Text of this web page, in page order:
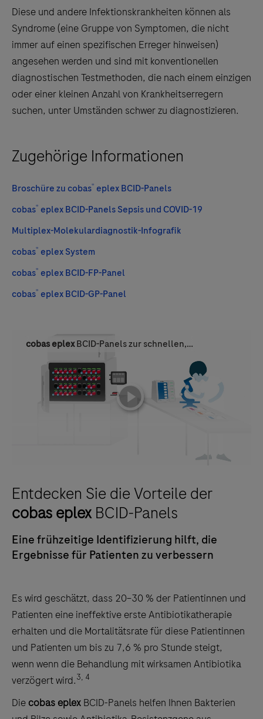
Diese und andere Infektionskrankheiten können als
Syndrome (eine Gruppe von Symptomen, die nicht
immer auf einen spezifischen Erreger hinweisen)
angesehen werden und sind mit konventionellen
diagnostischen Testmethoden, die nach einem einzigen
oder einer kleinen Anzahl von Krankheitserregern
suchen, unter Umständen schwer zu diagnostizieren.
Zugehörige Informationen
Broschüre zu cobas® eplex BCID-Panels
cobas® eplex BCID-Panels Sepsis und COVID-19
Multiplex-Molekulardiagnostik-Infografik
cobas® eplex System
cobas® eplex BCID-FP-Panel
cobas® eplex BCID-GP-Panel
cobas eplexBCID-Panels zur schnellen,
routinemässigen Identifizierung von
Blutkulturen
playicon
Entdecken Sie die Vorteile der
cobas eplexBCID-Panels
Eine frühzeitige Identifizierung hilft, die
Ergebnisse für Patienten zu verbessern
Es wird geschätzt, dass 20–30 % der Patientinnen und
Patienten eine ineffektive erste Antibiotikatherapie
erhalten und die Mortalitätsrate für diese Patientinnen
und Patienten um bis zu 7,6 % pro Stunde steigt,
wenn wenn die Behandlung mit wirksamen Antibiotika
verzögert wird.3, 4
Die cobas eplex BCID-Panels helfen Ihnen Bakterien